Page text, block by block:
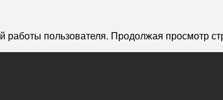
пользователя. Продолжая просмотр